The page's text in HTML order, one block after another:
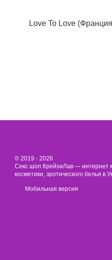
Love To Love
© 2019 - 2026
Секс шоп КрейзиЛав — интернет
косметики, эротического белья в
Мобильная версия